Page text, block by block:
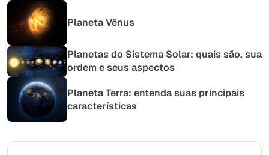
Planeta Vênus
Planetas do Sistema Solar: quais são, sua
ordem e seus aspectos
Planeta Terra: entenda suas principais
características